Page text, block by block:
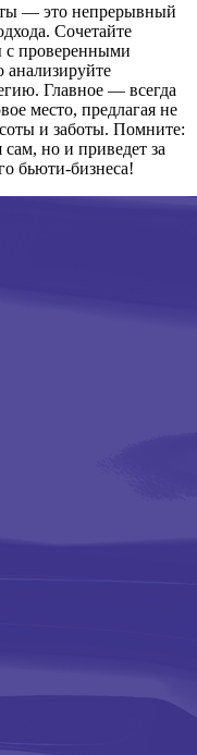
— это непрерывный
Сочетайте
с проверенными
Главное — всегда
место, предлагая не
и заботы. Помните:
но и приведет за
бьюти-бизнеса!